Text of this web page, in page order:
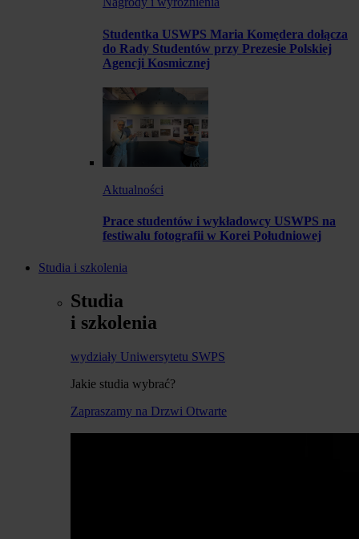
Studentka USWPS Maria Komędera dołącza
do Rady Studentów przy Prezesie Polskiej
Agencji Kosmicznej
Aktualności
Prace studentów i wykładowcy USWPS na
festiwalu fotografii w Korei Południowej
Studia i szkolenia
Studia
i szkolenia
wydziały Uniwersytetu SWPS
Jakie studia wybrać?
Zapraszamy na Drzwi Otwarte